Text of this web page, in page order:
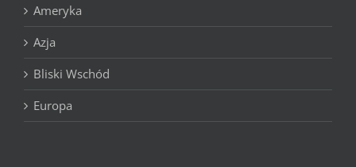
Ameryka
Azja
Bliski Wschód
Europa